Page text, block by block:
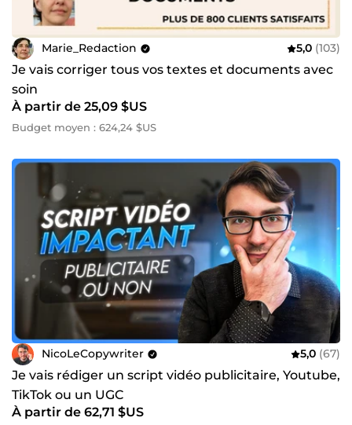
Marie_Redaction 5,0 (103)
Je vais corriger tous vos textes et documents avec
soin
À partir de 25,09 $US
Budget moyen : 624,24 $US
NicoLeCopywriter 5,0 (67)
Je vais rédiger un script vidéo publicitaire, Youtube,
TikTok ou un UGC
À partir de 62,71 $US